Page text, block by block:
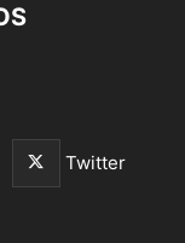
Twitter